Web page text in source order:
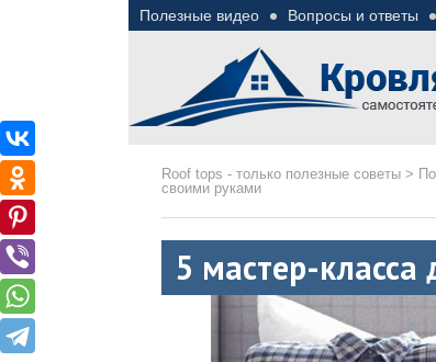
Полезные видео Вопросы и ответы
Roof tops - только полезные советы >
своими руками
5 мастер-